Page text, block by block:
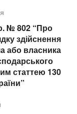
№ 802 “Про
здійснення
або власника
статтею 130